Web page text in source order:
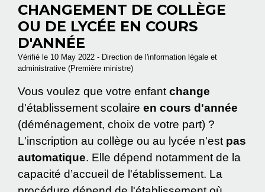
CHANGEMENT DE COLLÈGE
OU DE LYCÉE EN COURS
D'ANNÉE
Vérifié le 10 May 2022 - Direction de l'information légale et
administrative (Première ministre)
Vous voulez que votre enfant change
d'établissement scolaire en cours d'année
(déménagement, choix de votre part) ?
L'inscription au collège ou au lycée n'est pas
automatique. Elle dépend notamment de la
capacité d’accueil de l'établissement. La